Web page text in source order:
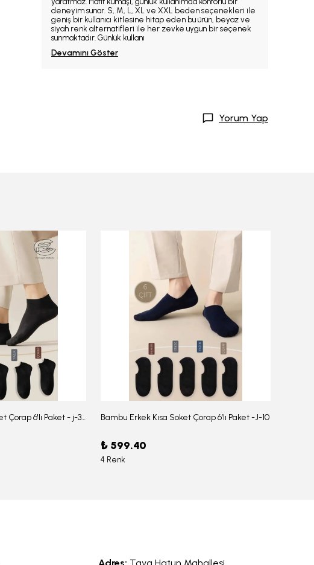
deneyim sunar. S, M, L, XL ve XXL beden seçenekleri ile
geniş bir kullanıcı kitlesine hitap eden bu ürün, beyaz ve
siyah renk alternatifleri ile her zevke uygun bir seçenek
sunmaktadır. Günlük kullanı
Devamını Göster
Yorum Yap
Bambu Erkek Düz Soket Çorap 6'lı Paket - j-354 Bambu Erkek Kısa Soket Çorap 6’lı Paket -J-10
₺ 599.40
4 Renk